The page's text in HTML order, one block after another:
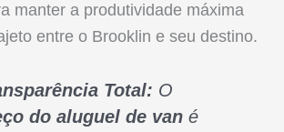
manter a produtividade máxima
entre o Brooklin e seu destino.
Total: O
do aluguel de van é